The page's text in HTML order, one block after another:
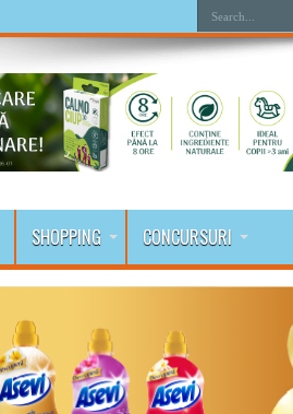
SHOPPING CONCURSURI